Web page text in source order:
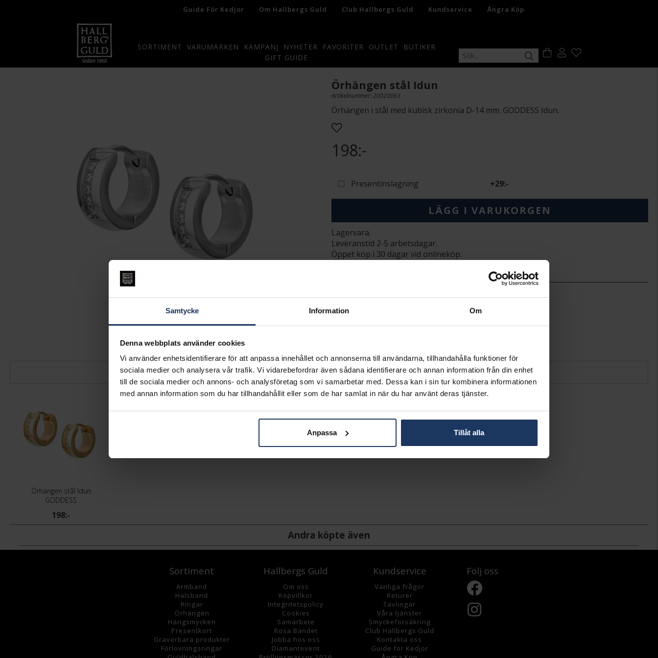
Samtycke Information Om
Denna webbplats använder cookies
Vi använder enhetsidentifierare för att anpassa innehållet och annonserna till användarna, tillhandahålla funktioner för
sociala medier och analysera vår trafik. Vi vidarebefordrar även sådana identifierare och annan information från din enhet
till de sociala medier och annons- och analysföretag som vi samarbetar med. Dessa kan i sin tur kombinera informationen
med annan information som du har tillhandahållit eller som de har samlat in när du har använt deras tjänster.
Anpassa Tillåt alla
Guide För Kedjor Om Hallbergs Guld Club Hallbergs Guld Kundservice Ångra Köp
SORTIMENT VARUMÄRKEN KAMPANJ NYHETER FAVORITER OUTLET
BUTIKER
GIFT GUIDE
Örhängen stål Idun
Artikelnummer: 20020063
Örhängen i stål med kubisk zirkonia D-14 mm. GODDESS Idun.
198:-
Presentinslagning +29:-
LÄGG I VARUKORGEN
Lagervara.
Leveranstid 2-5 arbetsdagar.
Öppet köp i 30 dagar vid onlineköp.
VARUMÄRKE
Matchande produkter och andra varianter
Örhängen stål Idun
GODDESS
198:-
Andra köpte även
Sortiment
Armband
Halsband
Ringar
Örhängen
Hängsmycken
Presentkort
Graverbara produkter
Förlovningsringar
Hallbergs Guld
Om oss
Köpvillkor
Integritetspolicy
Cookies
Samarbete
Rosa Bandet
Jobba hos oss
Diamantevent
Kundservice
Vanliga frågor
Returer
Tävlingar
Våra tjänster
Smyckeförsäkring
Club Hallbergs Guld
Kontakta oss
Guide för Kedjor
Följ oss